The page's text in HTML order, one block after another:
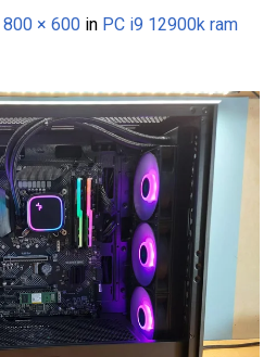
800 × 600 in PC i9 12900k ram